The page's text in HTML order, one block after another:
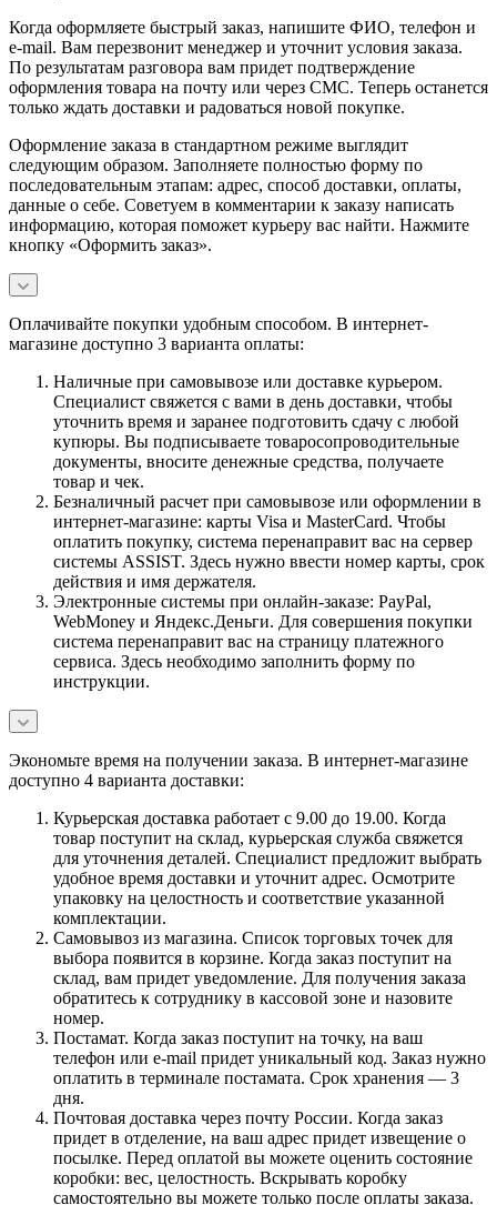
Когда оформляете быстрый заказ, напишите ФИО, телефон и
e-mail. Вам перезвонит менеджер и уточнит условия заказа.
По результатам разговора вам придет подтверждение
оформления товара на почту или через СМС. Теперь останется
только ждать доставки и радоваться новой покупке.
Оформление заказа в стандартном режиме выглядит
следующим образом. Заполняете полностью форму по
последовательным этапам: адрес, способ доставки, оплаты,
данные о себе. Советуем в комментарии к заказу написать
информацию, которая поможет курьеру вас найти. Нажмите
кнопку «Оформить заказ».
Оплачивайте покупки удобным способом. В интернет-
магазине доступно 3 варианта оплаты:
Наличные при самовывозе или доставке курьером.
Специалист свяжется с вами в день доставки, чтобы
уточнить время и заранее подготовить сдачу с любой
купюры. Вы подписываете товаросопроводительные
документы, вносите денежные средства, получаете
товар и чек.
Безналичный расчет при самовывозе или оформлении в
интернет-магазине: карты Visa и MasterCard. Чтобы
оплатить покупку, система перенаправит вас на сервер
системы ASSIST. Здесь нужно ввести номер карты, срок
действия и имя держателя.
Электронные системы при онлайн-заказе: PayPal,
WebMoney и Яндекс.Деньги. Для совершения покупки
система перенаправит вас на страницу платежного
сервиса. Здесь необходимо заполнить форму по
инструкции.
Экономьте время на получении заказа. В интернет-магазине
доступно 4 варианта доставки:
Курьерская доставка работает с 9.00 до 19.00. Когда
товар поступит на склад, курьерская служба свяжется
для уточнения деталей. Специалист предложит выбрать
удобное время доставки и уточнит адрес. Осмотрите
упаковку на целостность и соответствие указанной
комплектации.
Самовывоз из магазина. Список торговых точек для
выбора появится в корзине. Когда заказ поступит на
склад, вам придет уведомление. Для получения заказа
обратитесь к сотруднику в кассовой зоне и назовите
номер.
Постамат. Когда заказ поступит на точку, на ваш
телефон или e-mail придет уникальный код. Заказ нужно
оплатить в терминале постамата. Срок хранения — 3
дня.
Почтовая доставка через почту России. Когда заказ
придет в отделение, на ваш адрес придет извещение о
посылке. Перед оплатой вы можете оценить состояние
коробки: вес, целостность. Вскрывать коробку
самостоятельно вы можете только после оплаты заказа.